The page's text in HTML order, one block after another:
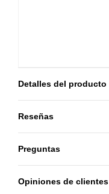
Detalles del producto
Reseñas
Preguntas
Opiniones de clientes